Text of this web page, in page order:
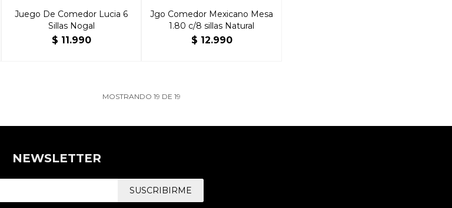
Juego De Comedor Lucia 6
Sillas Nogal
$ 11.990
Jgo Comedor Mexicano Mesa
1.80 c/8 sillas Natural
$ 12.990
MOSTRANDO 19 DE 19
NEWSLETTER
SUSCRIBIRME